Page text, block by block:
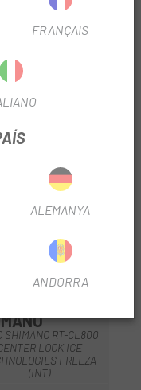
XT RT-
gràcies al
ràpida i senzilla amb
SHIMANO RT-CL800
LOCK ICE
FREEZA
(INT)
FRANÇAIS
ALEMANYA
ANDORRA